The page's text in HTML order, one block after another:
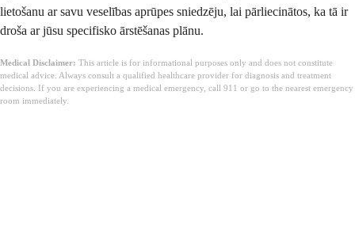
lietošanu ar savu veselības aprūpes sniedzēju, lai pārliecinātos, ka tā ir
droša ar jūsu specifisko ārstēšanas plānu.
Medical Disclaimer: This article is for informational purposes only and does not constitute
medical advice. Always consult a qualified healthcare provider for diagnosis and treatment
decisions. If you are experiencing a medical emergency, call 911 or go to the nearest emergency
room immediately.